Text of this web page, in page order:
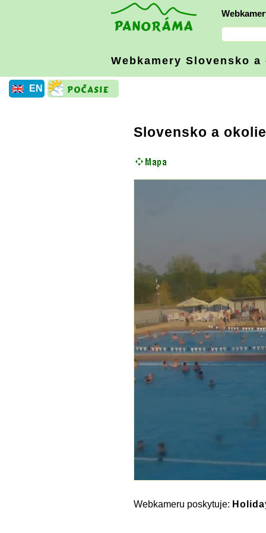
Webkamery Slovensko a
EN
Slovensko a okolie
Webkameru poskytuje: